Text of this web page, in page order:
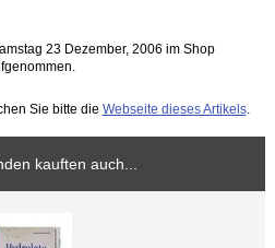
23 Dezember, 2006 im Shop
Sie bitte die Webseite dieses Artikels.
kauften auch...